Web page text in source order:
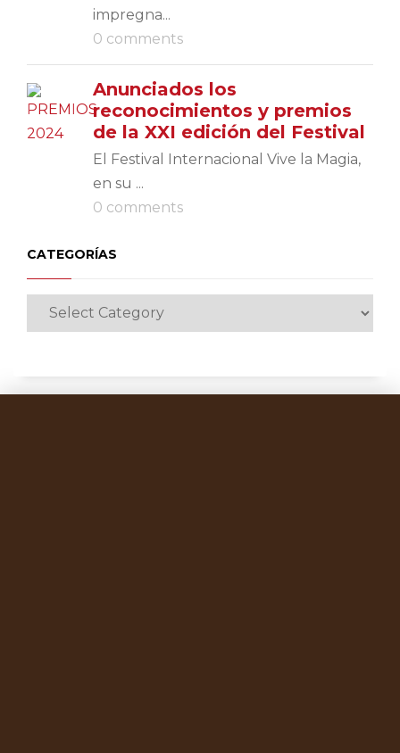
impregna...
0 comments
Anunciados los
reconocimientos y premios
de la XXI edición del Festival
El Festival Internacional Vive la Magia,
en su ...
0 comments
CATEGORÍAS